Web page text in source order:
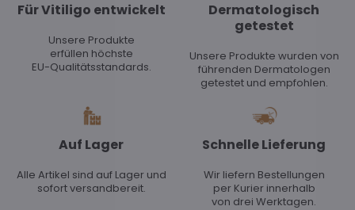
Für Vitiligo entwickelt
Unsere Produkte
erfüllen höchste
EU-Qualitätsstandards.
Dermatologisch
getestet
Unsere Produkte wurden von
führenden Dermatologen
getestet und empfohlen.
Auf Lager
Alle Artikel sind auf Lager und
sofort versandbereit.
Schnelle Lieferung
Wir liefern Bestellungen
per Kurier innerhalb
von drei Werktagen.